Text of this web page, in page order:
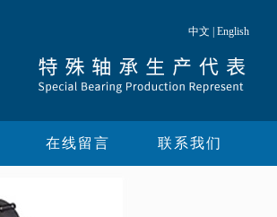
中文 English
在线留言 联系我们